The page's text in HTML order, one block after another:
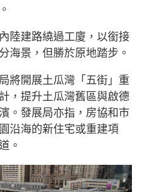
陸建路繞過工廈，以銜接
海景，但勝於原地踏步。
將開展土瓜灣「五街」重
，提升土瓜灣舊區與啟德
。發展局亦指，房協和市
沿海的新住宅或重建項
。